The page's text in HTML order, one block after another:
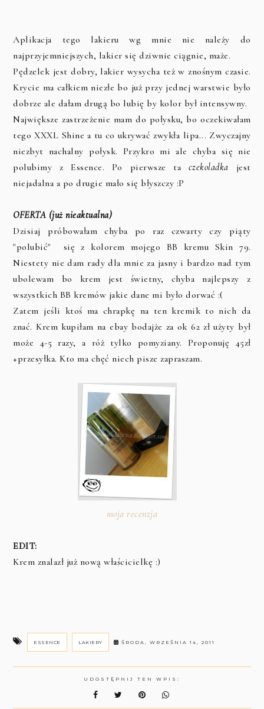
Aplikacja tego lakieru wg mnie nie należy do
najprzyjemniejszych, lakier się dziwnie ciągnie, maże.
Pędzelek jest dobry, lakier wysycha też w znośnym czasie.
Krycie ma całkiem niezłe bo już przy jednej warstwie było
dobrze ale dałam drugą bo lubię by kolor był intensywny.
Największe zastrzeżenie mam do połysku, bo oczekiwałam
tego XXXL Shine a tu co ukrywać zwykła lipa... Zwyczajny
niezbyt nachalny połysk. Przykro mi ale chyba się nie
polubimy z Essence. Po pierwsze ta czekoladka jest
niejadalna a po drugie mało się błyszczy :P
OFERTA (już nieaktualna)
Dzisiaj próbowałam chyba po raz czwarty czy piąty
"polubić" się z kolorem mojego BB kremu Skin 79.
Niestety nie dam rady dla mnie za jasny i bardzo nad tym
ubolewam bo krem jest świetny, chyba najlepszy z
wszystkich BB kremów jakie dane mi było dorwać :(
Zatem jeśli ktoś ma chrapkę na ten kremik to nich da
znać. Krem kupiłam na ebay bodajże za ok 62 zł użyty był
może 4-5 razy, a róż tylko pomyziany. Proponuję 45zł
+przesyłka. Kto ma chęć niech pisze zapraszam.
moja recenzja
EDIT:
Krem znalazł już nową właścicielkę :)
ESSENCE LAKIERY ŚRODA, WRZEŚNIA 14, 2011
UDOSTĘPNIJ TEN WPIS: